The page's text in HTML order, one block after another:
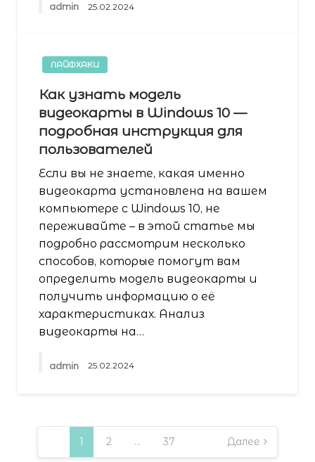
admin 25.02.2024
ЛАЙФХАКИ
Как узнать модель
видеокарты в Windows 10 —
подробная инструкция для
пользователей
Если вы не знаете, какая именно
видеокарта установлена на вашем
компьютере с Windows 10, не
переживайте – в этой статье мы
подробно рассмотрим несколько
способов, которые помогут вам
определить модель видеокарты и
получить информацию о её
характеристиках. Анализ
видеокарты на…
admin 25.02.2024
Пагинация
записей
1 2 … 37 Далее